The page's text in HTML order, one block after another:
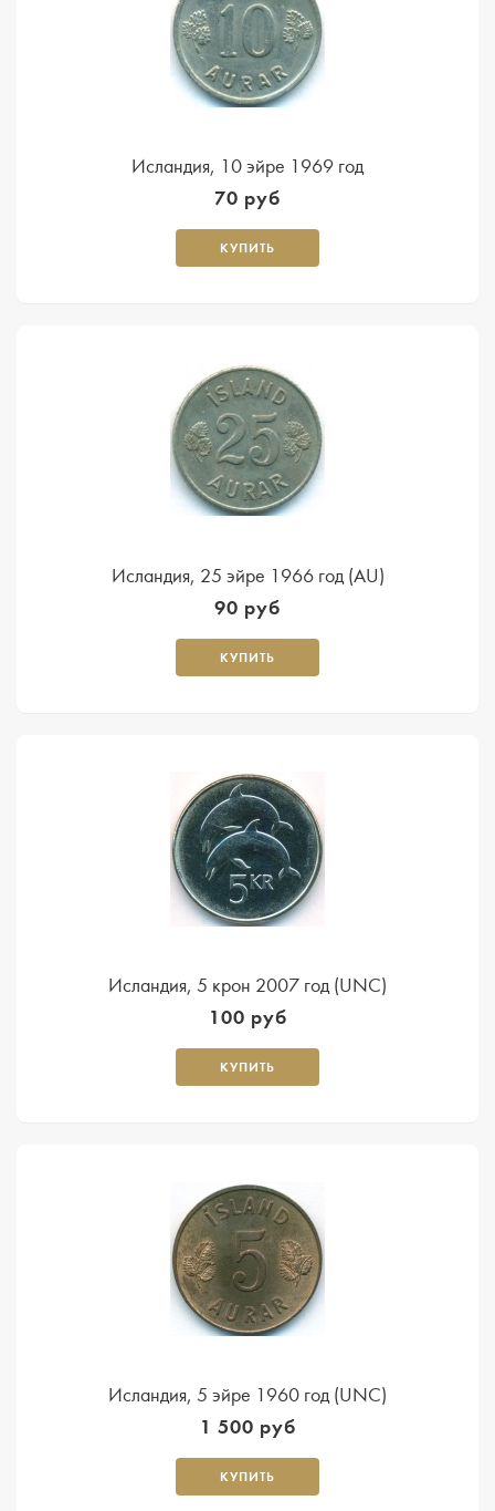
Исландия, 10 эйре 1969 год
70 руб
КУПИТЬ
Исландия, 25 эйре 1966 год (AU)
90 руб
КУПИТЬ
Исландия, 5 крон 2007 год (UNC)
100 руб
КУПИТЬ
Исландия, 5 эйре 1960 год (UNC)
1 500 руб
КУПИТЬ